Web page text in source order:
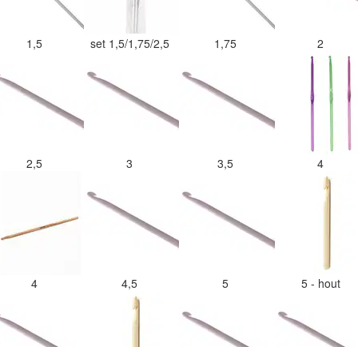
1,5 set 1,5/1,75/2,5 1,75 2
2,5 3 3,5 4
4 4,5 5 5 - hout